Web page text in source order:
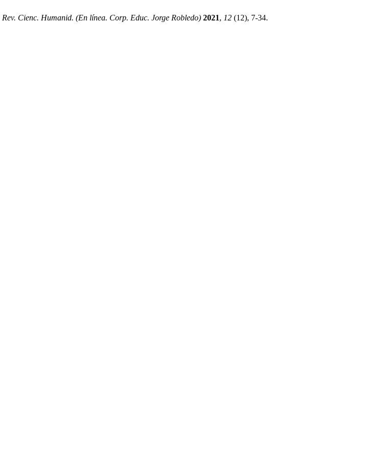
Rev. Cienc. Humanid. (En línea. Corp. Educ. Jorge Robledo) 2021, 12 (12), 7-34.